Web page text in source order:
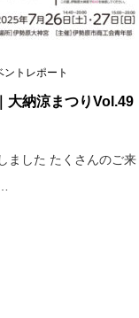
ントレポート
大納涼まつりVol.49
ました たくさんのご来